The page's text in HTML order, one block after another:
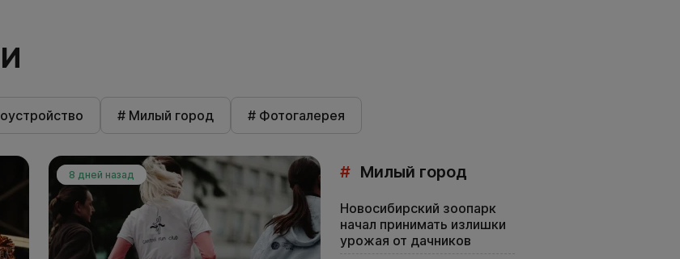
# Милый город # Фотогалерея
8 дней назад # Милый город
Новосибирский зоопарк
начал принимать излишки
урожая от дачников